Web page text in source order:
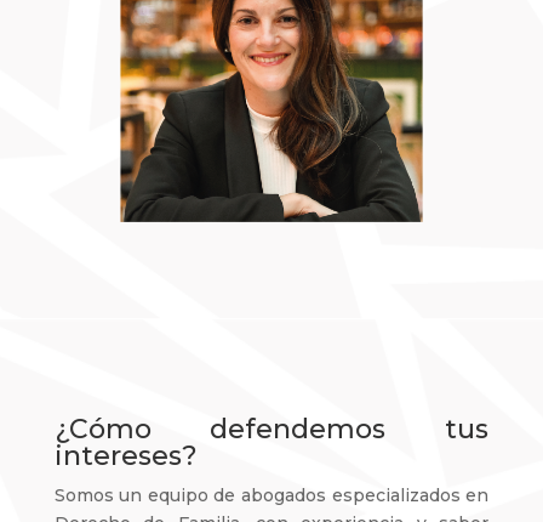
¿Cómo defendemos tus
intereses?
Somos un equipo de abogados especializados en